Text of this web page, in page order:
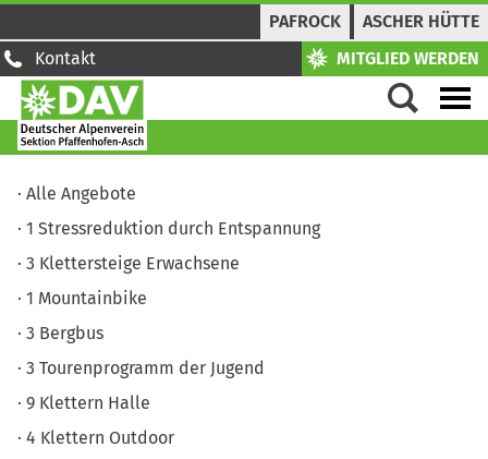
PAFROCK
ASCHER HÜTTE
Kontakt
MITGLIED WERDEN
Alle Angebote
1 Stressreduktion durch Entspannung
3 Klettersteige Erwachsene
1 Mountainbike
3 Bergbus
3 Tourenprogramm der Jugend
9 Klettern Halle
4 Klettern Outdoor